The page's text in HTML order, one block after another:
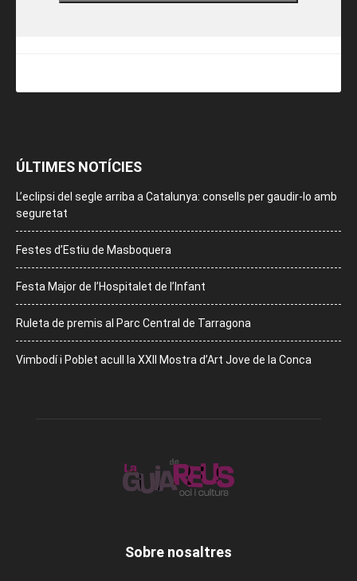
ÚLTIMES NOTÍCIES
L’eclipsi del segle arriba a Catalunya: consells per gaudir-lo amb
seguretat
Festes d’Estiu de Masboquera
Festa Major de l’Hospitalet de l’Infant
Ruleta de premis al Parc Central de Tarragona
Vimbodí i Poblet acull la XXII Mostra d’Art Jove de la Conca
Sobre nosaltres